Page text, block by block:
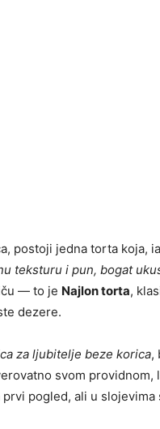
postoji jedna torta koja,
teksturu i pun, bogat
— to je Najlon torta,
dezere.
za ljubitelje beze korica,
svom
pogled, ali u slojevima